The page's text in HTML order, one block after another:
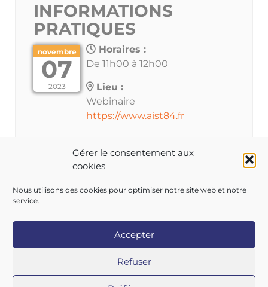
Gérer le consentement aux
cookies
Nous utilisons des cookies pour optimiser notre site web et notre
service.
Accepter
Refuser
INFORMATIONS
PRATIQUES
novembre
07
2023
Horaires :
De 11h00 à 12h00
Lieu :
Webinaire
https://www.aist84.fr
Les inscriptions à cet évènement sont clôturées.
Copyright 2026 AIST 84 |Politique de confidentialité|
Contactez-nous